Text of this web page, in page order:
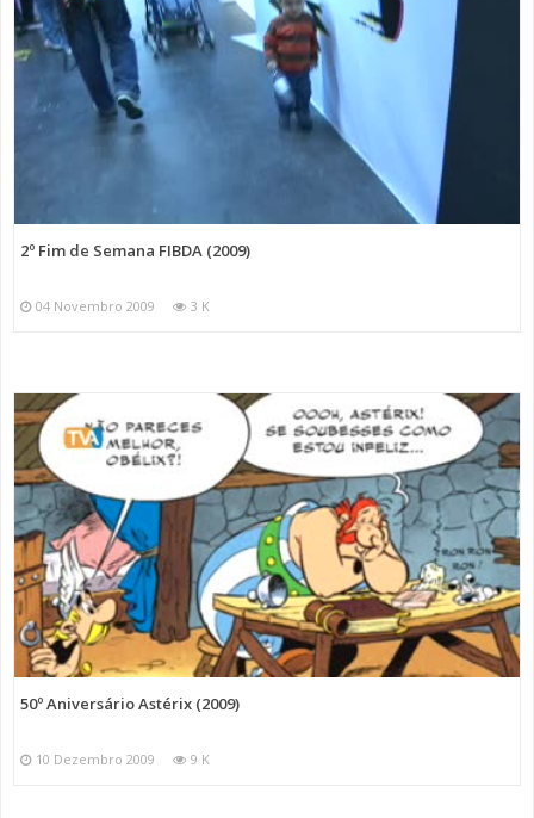
2º Fim de Semana FIBDA (2009)
04 Novembro 2009 3 K
50º Aniversário Astérix (2009)
10 Dezembro 2009 9 K